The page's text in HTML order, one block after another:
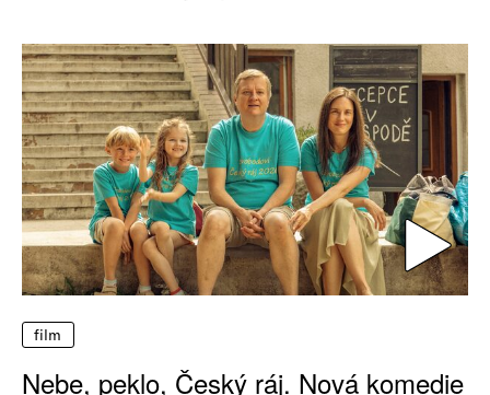
film
Nebe, peklo, Český ráj. Nová komedie